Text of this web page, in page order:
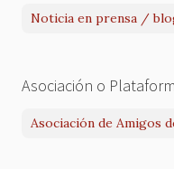
Noticia en prensa /
Asociación o
Asociación de Amigos